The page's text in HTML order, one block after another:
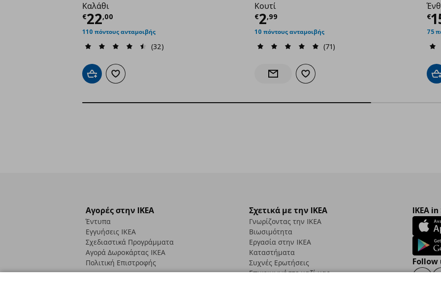
Καλάθι
€22,00
Τρέχουσα τιμή
110 πόντους ανταμοιβής
(32)
Προσθήκη στο καλάθι
Προσθήκη στα αγαπημένα
Κουτί
€2,99
Τρέχουσα τιμή
10 πόντους ανταμοιβής
(71)
Ενημέρωση διαθεσιμότητας
Προσθήκη στα αγαπημένα
€
75
Αγορές στην IKEA
Έντυπα
Εγγυήσεις IKEA
Σχεδιαστικά Προγράμματα
Αγορά Δωρoκάρτας IKEA
Πολιτική Επιστροφής
Σχετικά με την IKEA
Γνωρίζοντας την IKEA
Βιωσιμότητα
Εργασία στην IKEA
Καταστήματα
Συχνές Ερωτήσεις
Επικοινωνήστε μαζί μας
IKEA
Follow